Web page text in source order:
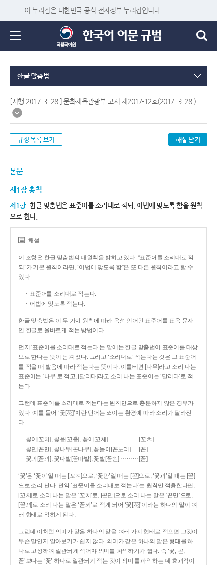
이 누리집은 대한민국 공식 전자정부 누리집입니다.
한글 맞춤법
[시행 2017. 3. 28.] 문화체육관광부 고시 제2017-12호(2017. 3. 28.)
규정 목록 보기 해설 닫기
본문
제1장 총칙
제1항 한글 맞춤법은 표준어를 소리대로 적되, 어법에 맞도록 함을 원칙
으로 한다.
해설
이 조항은 한글 맞춤법의 대원칙을 밝히고 있다. “표준어를 소리대로 적
되”가 기본 원칙이라면, “어법에 맞도록 함”은 또 다른 원칙이라고 할 수
있다.
표준어를 소리대로 적는다.
어법에 맞도록 적는다.
한글 맞춤법은 이 두 가지 원칙에 따라 음성 언어인 표준어를 표음 문자
인 한글로 올바르게 적는 방법이다.
먼저 ‘표준어를 소리대로 적는다’는 말에는 한글 맞춤법이 표준어를 대상
으로 한다는 뜻이 담겨 있다. 그리고 ‘소리대로’ 적는다는 것은 그 표준어
를 적을 때 발음에 따라 적는다는 뜻이다. 이를테면 [나무]라고 소리 나는
표준어는 ‘나무’로 적고, [달리다]라고 소리 나는 표준어는 ‘달리다’로 적
는다.
그런데 표준어를 소리대로 적는다는 원칙만으로 충분하지 않은 경우가
있다. 예를 들어 ‘꽃[花]’이란 단어는 쓰이는 환경에 따라 소리가 달라진
다.
꽃이[꼬치], 꽃을[꼬츨], 꽃에[꼬체] …………… [꼬ㅊ]
꽃만[꼰만], 꽃나무[꼰나무], 꽃놀이[꼰노리] … [꼰]
꽃과[꼳꽈], 꽃다발[꼳따발], 꽃밭[꼳빧] ……… [꼳]
‘꽃’은 ‘꽃이’일 때는 [꼬ㅊ]으로, ‘꽃만’일 때는 [꼰]으로, ‘꽃과’일 때는 [꼳]
으로 소리 난다. 만약 ‘표준어를 소리대로 적는다’는 원칙만 적용한다면,
[꼬치]로 소리 나는 말은 ‘꼬치’로, [꼰만]으로 소리 나는 말은 ‘꼰만’으로,
[꼳꽈]로 소리 나는 말은 ‘꼳꽈’로 적게 되어 ‘꽃[花]’이라는 하나의 말이 여
러 형태로 적히게 된다.
그런데 이처럼 의미가 같은 하나의 말을 여러 가지 형태로 적으면 그것이
무슨 말인지 알아보기가 쉽지 않다. 의미가 같은 하나의 말은 형태를 하
나로 고정하여 일관되게 적어야 의미를 파악하기가 쉽다. 즉 ‘꽃, 꼰,
꼳’보다는 ‘꽃’ 하나로 일관되게 적는 것이 의미를 파악하는 데 효과적이